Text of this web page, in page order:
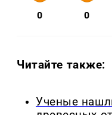
0 0
Читайте также:
Ученые